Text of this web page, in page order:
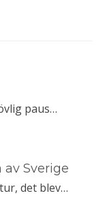
paus…
Sverige
det blev…